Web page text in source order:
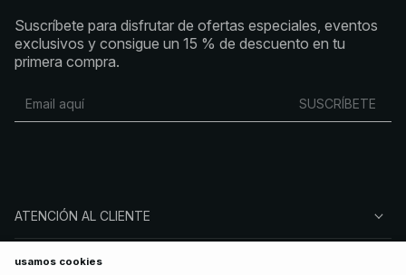
Suscríbete para disfrutar de ofertas especiales, eventos
exclusivos y consigue un 15 % de descuento en tu
primera compra.
SUSCRÍBETE
ATENCIÓN AL CLIENTE
SOBRE NA-KD